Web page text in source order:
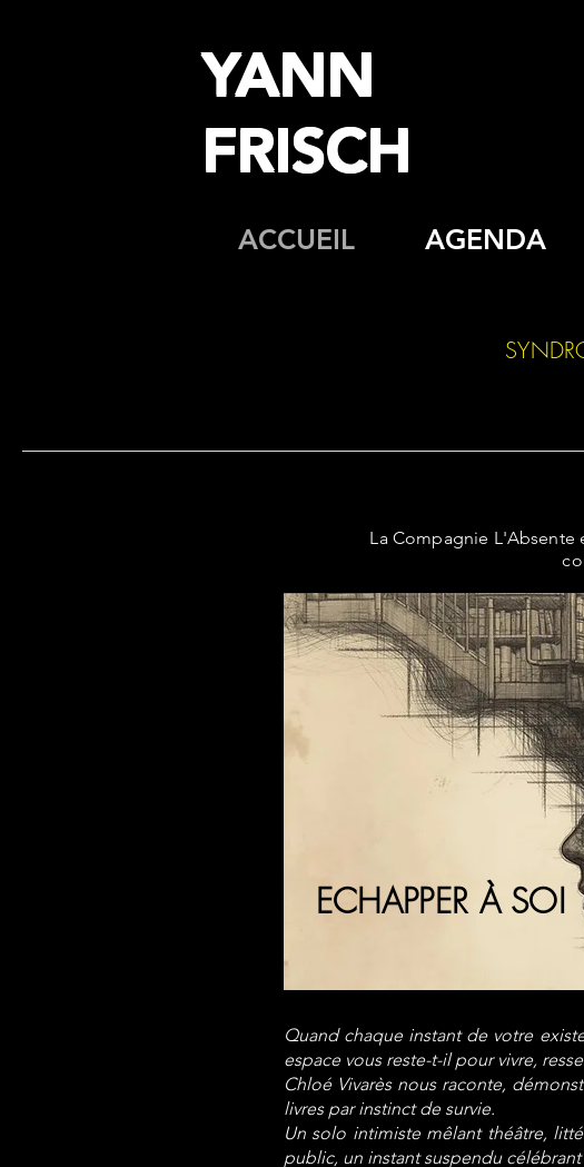
YANN
FRISCH
ACCUEIL AGENDA
La Compagnie L'Absente
ECHAPPER À SOI
Quand chaque instant de votre
espace vous reste-t-il pour vivre,
Chloé Vivarès nous raconte,
livres parinstinct de survie.
Un solo intimiste mêlant théâtre,
public, un instant suspendu